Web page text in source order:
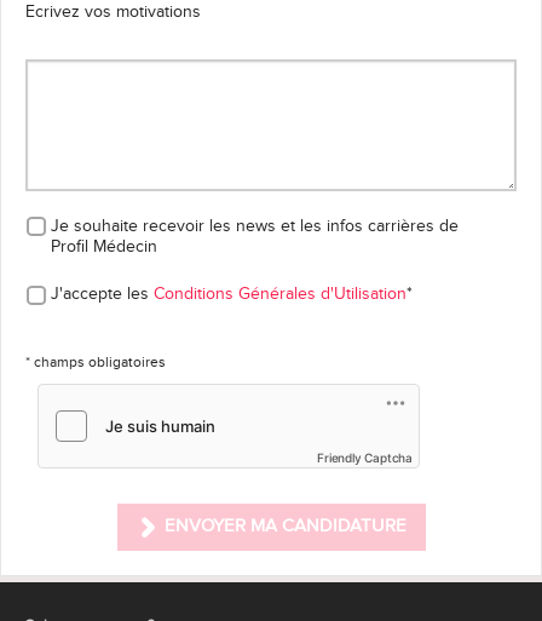
Ecrivez vos motivations
Je souhaite recevoir les news et les infos carrières de
Profil Médecin
J'accepte les Conditions Générales d'Utilisation*
* champs obligatoires
Friendly Captcha
ENVOYER MA CANDIDATURE